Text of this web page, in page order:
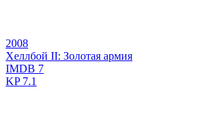
2008
Хеллбой II: Золотая армия
IMDB 7
KP7.1